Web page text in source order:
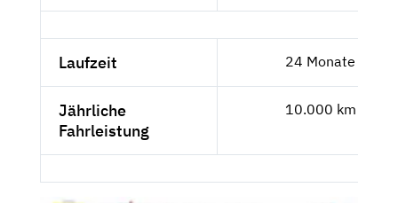
Laufzeit 24 Monate
Jährliche
Fahrleistung
10.000 km